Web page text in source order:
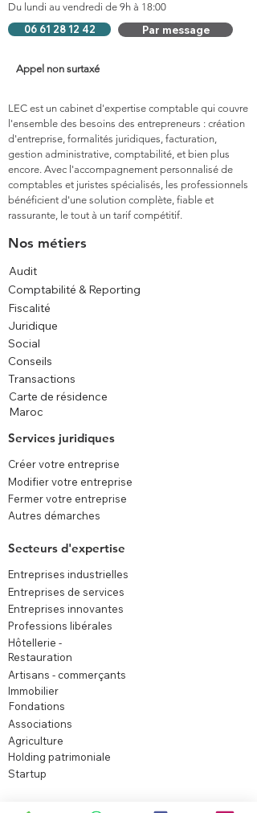
Du lundi au vendredi de 9h à 18:00
06 61 28 12 42
Par message
Appel non surtaxé
LEC est un cabinet d'expertise comptable qui couvre
l'ensemble des besoins des entrepreneurs : création
d'entreprise, formalités juridiques, facturation,
gestion administrative, comptabilité, et bien plus
encore. Avec l'accompagnement personnalisé de
comptables et juristes spécialisés, les professionnels
bénéficient d'une solution complète, fiable et
rassurante, le tout à un tarif compétitif.
Nos métiers
Audit
Comptabilité & Reporting
Fiscalité
Juridique
Social
Conseils
Transactions
Carte de résidence
Maroc
Services juridiques
Créer votre entreprise
Modifier votre entreprise
Fermer votre entreprise
Autres démarches
Secteurs d'expertise
Entreprises industrielles
Entreprises de services
Entreprises innovantes
Professions libérales
Hôtellerie -
Restauration
Artisans - commerçants
Immobilier
Fondations
Associations
Agriculture
Holding patrimoniale
Startup